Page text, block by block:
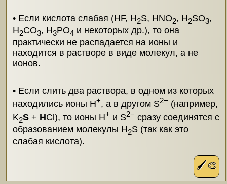
• Если кислота слабая (HF, H2S, HNO2, H2SO3,
H2CO3, H3PO4 и некоторых др.), то она
практически не распадается на ионы и
находится в растворе в виде молекул, а не
ионов.
• Если слить два раствора, в одном из которых
находились ионы H+, а в другом S2− (например,
K2S + HCl), то ионы H+ и S2− сразу соединятся с
образованием молекулы H2S (так как это
слабая кислота).
CO2+H2O и SO2+H2O, а не H2CO3и
🖌️🎨